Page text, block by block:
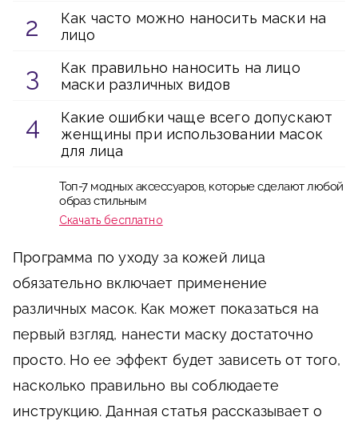
Как часто можно наносить маски на
лицо
Как правильно наносить на лицо
маски различных видов
Какие ошибки чаще всего допускают
женщины при использовании масок
для лица
Топ-7 модных аксессуаров, которые сделают любой
образ стильным
Скачать бесплатно
Программа по уходу за кожей лица
обязательно включает применение
различных масок. Как может показаться на
первый взгляд, нанести маску достаточно
просто. Но ее эффект будет зависеть от того,
насколько правильно вы соблюдаете
инструкцию. Данная статья рассказывает о